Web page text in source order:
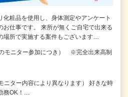
化粧品を使用し、身体測定やアンケート
お仕事です。 来所が無くご自宅で出来る
場所で実施する案件もございます…
モニター参加につき） ※完全出来高制
ニター内容により異なります） 好きな時
務OK！…